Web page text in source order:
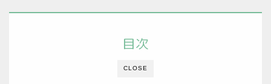
CLOSE
目次